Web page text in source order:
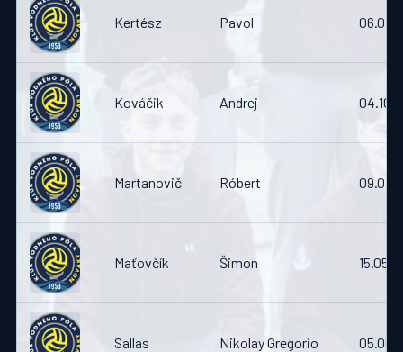
Kertész Pavol
Kováčik Andrej
Martanovič Róbert
Maťovčík Šimon
Sallas Nikolay Gregorio